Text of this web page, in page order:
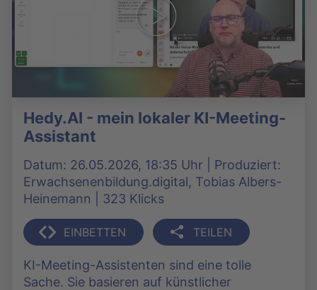
Hedy.AI - mein lokaler KI-Meeting-
Assistant
Datum: 26.05.2026, 18:35 Uhr | Produziert:
Erwachsenenbildung.digital, Tobias Albers-
Heinemann | 323 Klicks
EINBETTEN TEILEN
KI-Meeting-Assistenten sind eine tolle
Sache. Sie basieren auf künstlicher